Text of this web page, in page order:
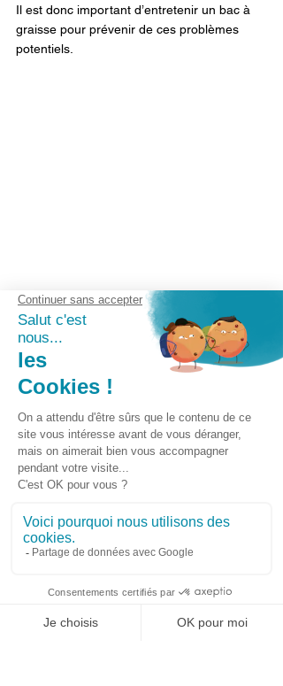
Il est donc important d’entretenir un bac à
graisse pour prévenir de ces problèmes
potentiels.
Bac à graisse avant et après entretien
Quand et comment entretenir un bac à
Pour assurer le bon fonctionnement du bac
à graisse, il est important de l’entretenir au
minimum deux fois par an.
L’entretien d’un bac à graisse doit être fait
faire par un expert en assainissement. Ce
dernier effectuera la vidange du bac à
graisseux. C’est pour cette raison que
l’entretien doit être effectué par une
WhatsApp Contact urgence